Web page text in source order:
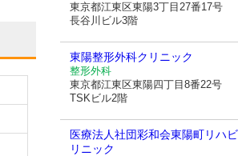
東京都江東区東陽3丁目27番17号
長谷川ビル3階
東陽整形外科クリニック
整形外科
東京都江東区東陽四丁目8番22号
TSKビル2階
医療法人社団彩和会東陽町リハ
リニック